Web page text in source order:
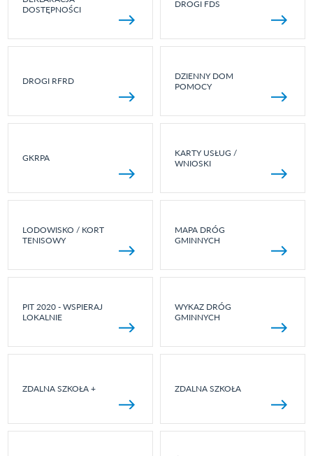
DOSTĘPNOŚCI
DROGI FDS
DROGI RFRD
DZIENNY DOM
POMOCY
GKRPA
KARTY USŁUG /
WNIOSKI
LODOWISKO / KORT
TENISOWY
MAPA DRÓG
GMINNYCH
PIT 2020 - WSPIERAJ
LOKALNIE
WYKAZ DRÓG
GMINNYCH
ZDALNA SZKOŁA + ZDALNA SZKOŁA